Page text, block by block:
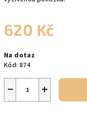
620 Kč
cena:
Na dotaz
Kód: 874
+
−